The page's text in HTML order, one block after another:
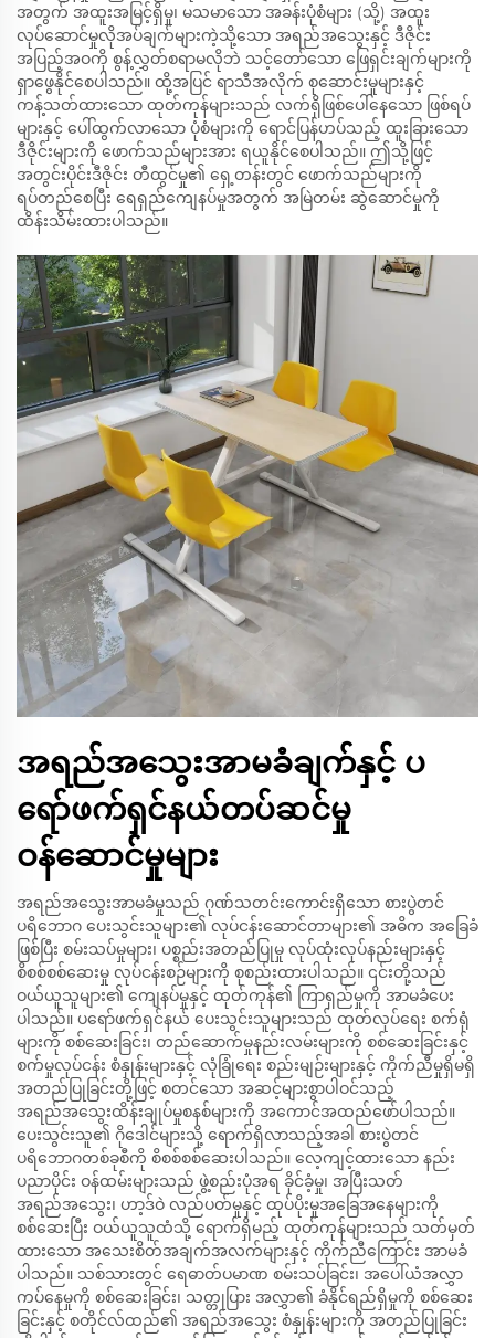
အတွက် အထူးအမြင့်ရှိမှု၊ မသမာသော အခန်းပုံစံများ (သို့) အထူး
လုပ်ဆောင်မှုလိုအပ်ချက်များကဲ့သို့သော အရည်အသွေးနှင့် ဒီဇိုင်း
အပြည့်အဝကို စွန့်လွှတ်စရာမလိုဘဲ သင့်တော်သော ဖြေရှင်းချက်များကို
ရှာဖွေနိုင်စေပါသည်။ ထို့အပြင် ရာသီအလိုက် စုဆောင်းမှုများနှင့်
ကန့်သတ်ထားသော ထုတ်ကုန်များသည် လက်ရှိဖြစ်ပေါ်နေသော ဖြစ်ရပ်
များနှင့် ပေါ်ထွက်လာသော ပုံစံများကို ရောင်ပြန်ဟပ်သည့် ထူးခြားသော
ဒီဇိုင်းများကို ဖောက်သည်များအား ရယူနိုင်စေပါသည်။ ဤသို့ဖြင့်
အတွင်းပိုင်းဒီဇိုင်း တီထွင်မှု၏ ရှေ့တန်းတွင် ဖောက်သည်များကို
ရပ်တည်စေပြီး ရေရှည်ကျေနပ်မှုအတွက် အမြဲတမ်း ဆွဲဆောင်မှုကို
ထိန်းသိမ်းထားပါသည်။
အရည်အသွေးအာမခံချက်နှင့် ပ
ရော်ဖက်ရှင်နယ်တပ်ဆင်မှု
ဝန်ဆောင်မှုများ
အရည်အသွေးအာမခံမှုသည် ဂုဏ်သတင်းကောင်းရှိသော စားပွဲတင်
ပရိဘောဂ ပေးသွင်းသူများ၏ လုပ်ငန်းဆောင်တာများ၏ အဓိက အခြေခံ
ဖြစ်ပြီး စမ်းသပ်မှုများ၊ ပစ္စည်းအတည်ပြုမှု လုပ်ထုံးလုပ်နည်းများနှင့်
စိစစ်စစ်ဆေးမှု လုပ်ငန်းစဉ်များကို စုစည်းထားပါသည်။ ၎င်းတို့သည်
ဝယ်ယူသူများ၏ ကျေနပ်မှုနှင့် ထုတ်ကုန်၏ ကြာရှည်မှုကို အာမခံပေး
ပါသည်။ ပရော်ဖက်ရှင်နယ် ပေးသွင်းသူများသည် ထုတ်လုပ်ရေး စက်ရုံ
များကို စစ်ဆေးခြင်း၊ တည်ဆောက်မှုနည်းလမ်းများကို စစ်ဆေးခြင်းနှင့်
စက်မှုလုပ်ငန်း စံနှုန်းများနှင့် လုံခြုံရေး စည်းမျဉ်းများနှင့် ကိုက်ညီမှုရှိမရှိ
အတည်ပြုခြင်းတို့ဖြင့် စတင်သော အဆင့်များစွာပါဝင်သည့်
အရည်အသွေးထိန်းချုပ်မှုစနစ်များကို အကောင်အထည်ဖော်ပါသည်။
ပေးသွင်းသူ၏ ဂိုဒေါင်များသို့ ရောက်ရှိလာသည့်အခါ စားပွဲတင်
ပရိဘောဂတစ်ခုစီကို စိစစ်စစ်ဆေးပါသည်။ လေ့ကျင့်ထားသော နည်း
ပညာပိုင်း ဝန်ထမ်းများသည် ဖွဲ့စည်းပုံအရ ခိုင်ခံ့မှု၊ အပြီးသတ်
အရည်အသွေး၊ ဟာ့ဒ်ဝဲ လည်ပတ်မှုနှင့် ထုပ်ပိုးမှုအခြေအနေများကို
စစ်ဆေးပြီး ဝယ်ယူသူထံသို့ ရောက်ရှိမည့် ထုတ်ကုန်များသည် သတ်မှတ်
ထားသော အသေးစိတ်အချက်အလက်များနှင့် ကိုက်ညီကြောင်း အာမခံ
ပါသည်။ သစ်သားတွင် ရေဓာတ်ပမာဏ စမ်းသပ်ခြင်း၊ အပေါ်ယံအလွှာ
ကပ်နေမှုကို စစ်ဆေးခြင်း၊ သတ္တုပြား အလွှာ၏ ခံနိုင်ရည်ရှိမှုကို စစ်ဆေး
ခြင်းနှင့် စတိုင်လ်ထည်၏ အရည်အသွေး စံနှုန်းများကို အတည်ပြုခြင်း